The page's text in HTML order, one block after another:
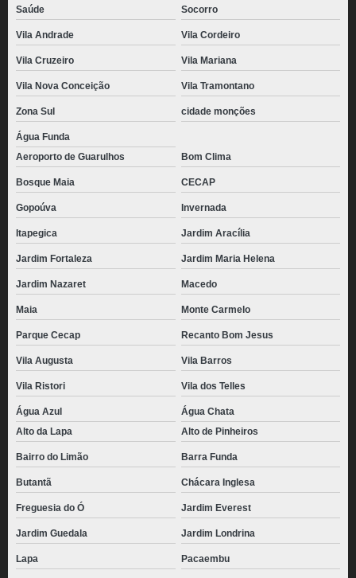
Saúde Socorro
Vila Andrade Vila Cordeiro
Vila Cruzeiro Vila Mariana
Vila Nova Conceição Vila Tramontano
Zona Sul cidade monções
Água Funda
Aeroporto de Guarulhos
Bom Clima
Bosque Maia CECAP
Gopoúva Invernada
Itapegica Jardim Aracília
Jardim Fortaleza Jardim Maria Helena
Jardim Nazaret Macedo
Maia Monte Carmelo
Parque Cecap Recanto Bom Jesus
Vila Augusta Vila Barros
Vila Ristori Vila dos Telles
Água Azul
Água Chata
Alto da Lapa
Alto de Pinheiros
Bairro do Limão Barra Funda
Butantã Chácara Inglesa
Freguesia do Ó Jardim Everest
Jardim Guedala Jardim Londrina
Lapa Pacaembu